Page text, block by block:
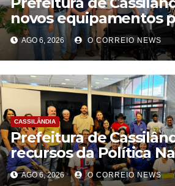
novos equipamentos
fortalecer
municipal de saúde
AGO 6, 2026 O CORREIO NEWS
CASSILÂNDIA
Prefeitura de
recursos da Política
Blanc a agentes
AGO 6, 2026 O CORREIO NEWS